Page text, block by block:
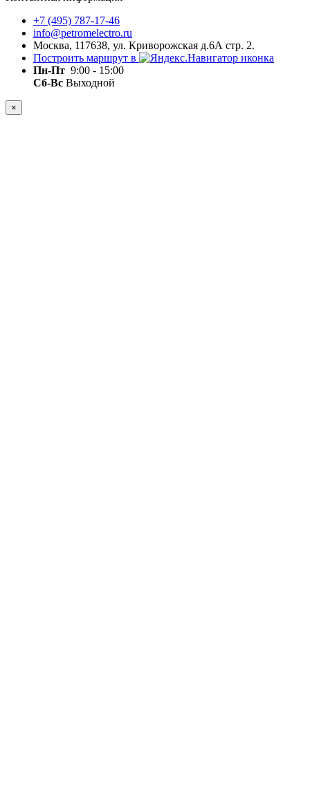
+7 (495) 787-17-46
info@petromelectro.ru
Москва, 117638, ул. Криворожская д.6А стр. 2.
Построить маршрут в
Пн-Пт 9:00 - 15:00
Сб-Вс Выходной
×